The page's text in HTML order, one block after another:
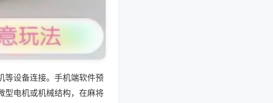
等设备连接。手机端软件预
型电机或机械结构，在麻将